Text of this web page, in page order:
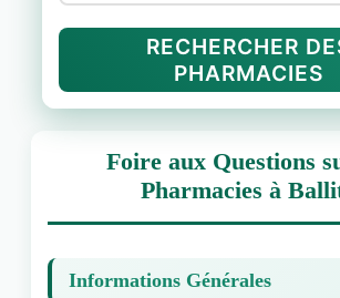
RECHERCHER
PHARMACIES
Foire aux Questions
Pharmacies à
Informations Générales